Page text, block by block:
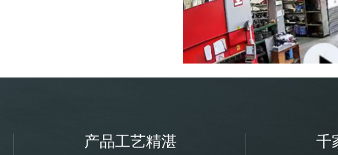
产品工艺精湛 千